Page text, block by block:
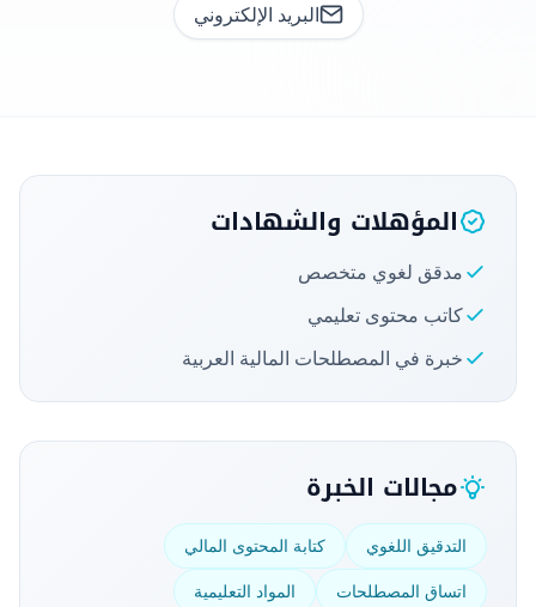
البريد الإلكتروني
المؤهلات والشهادات
مدقق لغوي متخصص
كاتب محتوى تعليمي
خبرة في المصطلحات المالية العربية
مجالات الخبرة
التدقيق اللغوي
كتابة المحتوى المالي
اتساق المصطلحات
المواد التعليمية